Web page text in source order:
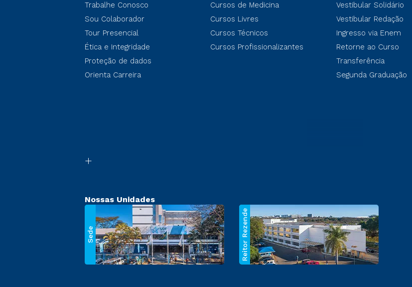
Trabalhe Conosco
Sou Colaborador
Tour Presencial
Ética e Integridade
Proteção de dados
Orienta Carreira
Cursos de Medicina
Cursos Livres
Cursos Técnicos
Cursos Profissionalizantes
Vestibular Solidário
Vestibular Redação
Ingresso via Enem
Retorne ao Curso
Transferência
Segunda Graduação
Nossas Unidades
Sede Reitor Rezende